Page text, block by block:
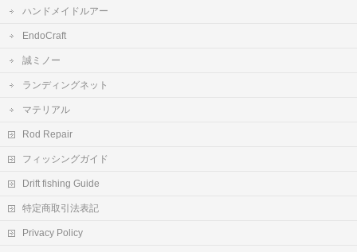
ハンドメイドルアー
EndoCraft
誠ミノー
ランディングネット
マテリアル
Rod Repair
フィッシングガイド
Drift fishing Guide
特定商取引法表記
Privacy Policy